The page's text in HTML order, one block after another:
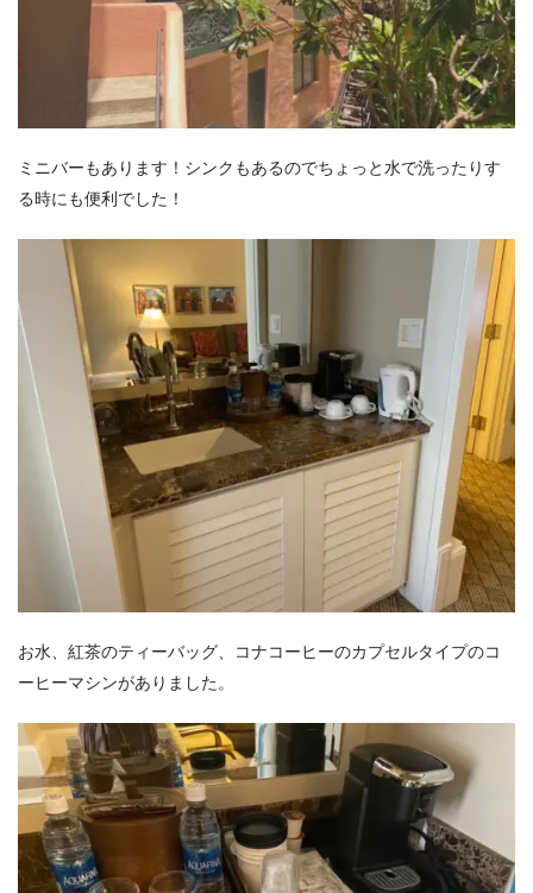
ミニバーもあります！シンクもあるのでちょっと水で洗ったりす
る時にも便利でした！
お水、紅茶のティーバッグ、コナコーヒーのカプセルタイプのコ
ーヒーマシンがありました。